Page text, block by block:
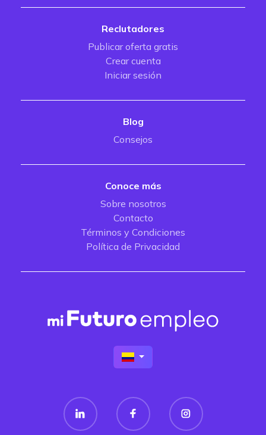
Reclutadores
Publicar oferta gratis
Crear cuenta
Iniciar sesión
Blog
Consejos
Conoce más
Sobre nosotros
Contacto
Términos y Condiciones
Política de Privacidad